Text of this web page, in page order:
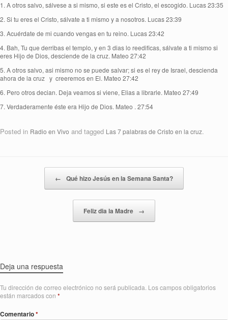
1. A otros salvo, sálvese a si mismo, si este es el Cristo, el escogido. Lucas 23:35
2. Si tu eres el Cristo, sálvate a ti mismo y a nosotros. Lucas 23:39
3. Acuérdate de mi cuando vengas en tu reino. Lucas 23:42
4. Bah, Tu que derribas el templo, y en 3 dias lo reedificas, sálvate a ti mismo si
eres Hijo de Dios, desciende de la cruz. Mateo 27:42
5. A otros salvo, asi mismo no se puede salvar; si es el rey de Israel, descienda
ahora de la cruz y creeremos en El. Mateo 27:42
6. Pero otros decian. Deja veamos si viene, Elias a librarle. Mateo 27:49
7. Verdaderamente éste era Hijo de Dios. Mateo . 27:54
Posted in Radio en Vivo and tagged Las 7 palabras de Cristo en la cruz.
Post navigation
← Qué hizo Jesús en la Semana Santa?
Feliz dia la Madre →
Deja una respuesta
Tu dirección de correo electrónico no será publicada. Los campos obligatorios
están marcados con *
Comentario*